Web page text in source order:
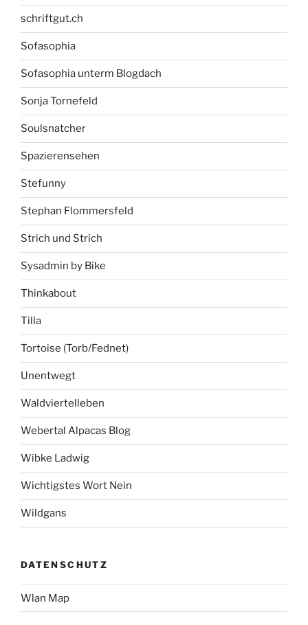
schriftgut.ch
Sofasophia
Sofasophia unterm Blogdach
Sonja Tornefeld
Soulsnatcher
Spazierensehen
Stefunny
Stephan Flommersfeld
Strich und Strich
Sysadmin by Bike
Thinkabout
Tilla
Tortoise (Torb/Fednet)
Unentwegt
Waldviertelleben
Webertal Alpacas Blog
Wibke Ladwig
Wichtigstes Wort Nein
Wildgans
DATENSCHUTZ
Wlan Map